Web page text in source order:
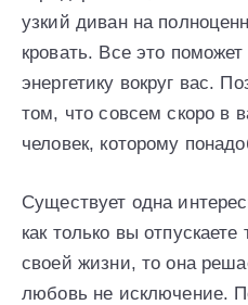
узкий диван на
кровать. Все это
энергетику вокруг вас.
том, что совсем скоро в
человек, которому
Существует одна
как только вы
своей жизни, то она
любовь не исключение.